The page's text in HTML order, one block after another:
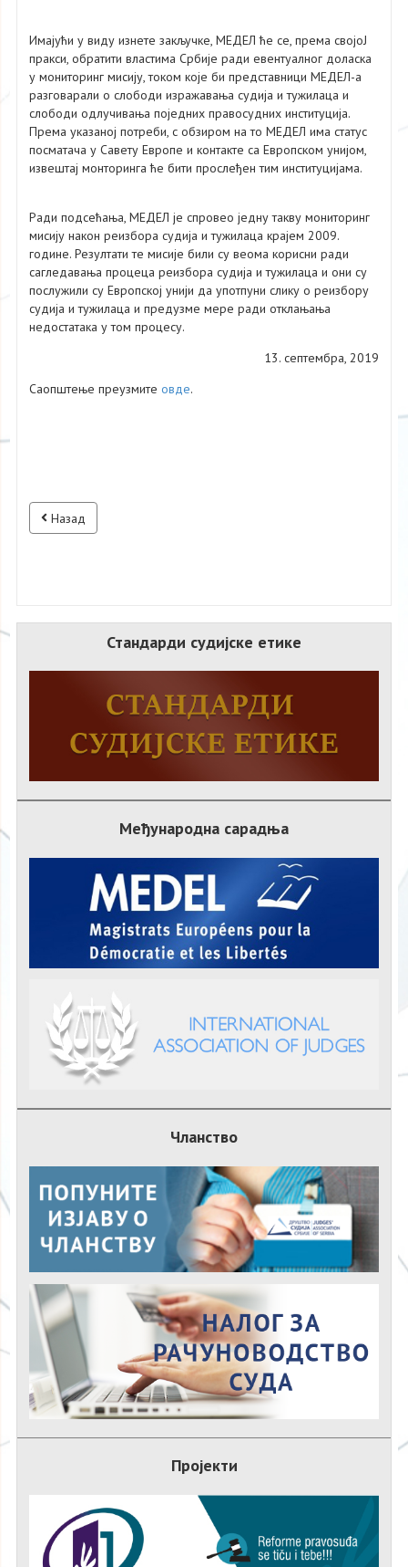
Имајући у виду изнете закључке, МЕДЕЛ ће се, према својоЈ
пракси, обратити властима Србије ради евентуалног доласка
у мониторинг мисију, током које би представници МЕДЕЛ-а
разговарали о слободи изражавања судија и тужилаца и
слободи одлучивања поједних правосудних институција.
Према указаној потреби, с обзиром на то МЕДЕЛ има статус
посматача у Савету Европе и контакте са Европском унијом,
извештај монторинга ће бити прослеђен тим институцијама.
Ради подсећања, МЕДЕЛ је спровео једну такву мониторинг
мисију након реизбора судија и тужилаца крајем 2009.
године. Резултати те мисије били су веома корисни ради
сагледавања процеца реизбора судија и тужилаца и они су
послужили су Европској унији да употпуни слику о реизбору
судија и тужилаца и предузме мере ради отклањања
недостатака у том процесу.
13. септембра, 2019
Саопштење преузмите овде.
Назад
Стандарди судијске етике
Међународна сарадња
Чланство
Пројекти